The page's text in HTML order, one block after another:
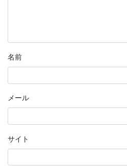
名前
メール
サイト